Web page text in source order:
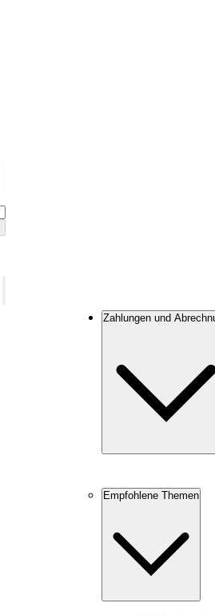
Zahlungen und
Empfohlene Themen